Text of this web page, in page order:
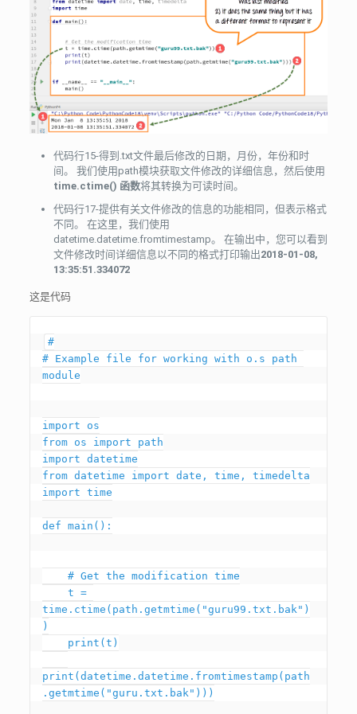
代码行15-得到.txt文件最后修改的日期，月份，年份和时
间。 我们使用path模块获取文件修改的详细信息，然后使用
time.ctime() 函数将其转换为可读时间。
代码行17-提供有关文件修改的信息的功能相同，但表示格式
不同。 在这里，我们使用
datetime.datetime.fromtimestamp。 在输出中，您可以看到
文件修改时间详细信息以不同的格式打印输出2018-01-08,
13:35:51.334072
这是代码
#
# Example file for working with o.s path
module
import os
from os import path
import datetime
from datetime import date, time, timedelta
import time
def main():
time.ctime(path.getmtime("guru99.txt.bak")
)
print(datetime.datetime.fromtimestamp(path
.getmtime("guru.txt.bak")))